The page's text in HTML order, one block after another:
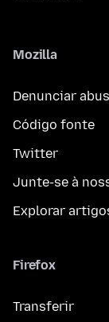
Mozilla
Denunciar
Código fonte
Twitter
Junte-se à
Explorar
Firefox
Transferir